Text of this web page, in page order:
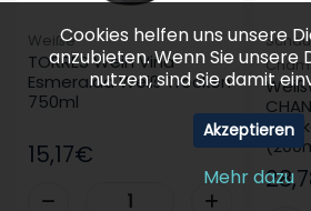
Weiße
TORRES Wein Vina
Esmeralda Weiß Trocken
750ml
15,17€
Cookies helfen uns unsere
anzubieten. Wenn Sie unsere
nutzen, sind Sie damit
Akzeptieren
Mehr dazu